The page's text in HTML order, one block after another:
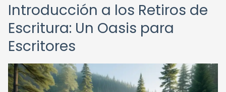
Introducción a los Retiros de
Escritura: Un Oasis para
Escritores